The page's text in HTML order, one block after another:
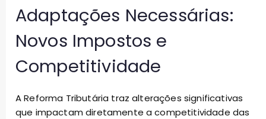
Adaptações Necessárias:
Novos Impostos e
Competitividade
A Reforma Tributária traz alterações significativas
que impactam diretamente a competitividade das